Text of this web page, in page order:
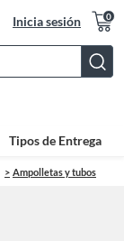
Inicia sesión 0
Bar
Tipos de Entrega
Ampolletas y tubos